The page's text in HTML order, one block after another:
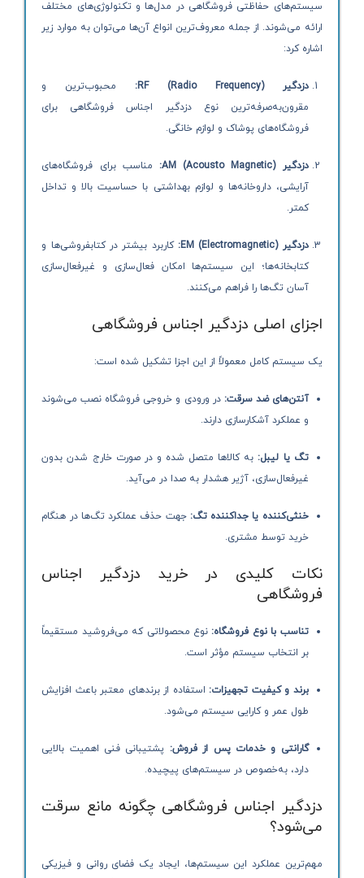
سیستم‌های حفاظتی فروشگاهی در مدل‌ها و تکنولوژی‌های مختلف
ارائه می‌شوند. از جمله معروف‌ترین انواع آن‌ها می‌توان به موارد زیر
اشاره کرد:
دزدگیر RF (Radio Frequency):
محبوب‌ترین و
مقرون‌به‌صرفه‌ترین نوع دزدگیر اجناس فروشگاهی برای
فروشگاه‌های پوشاک و لوازم خانگی.
دزدگیر AM (Acousto Magnetic):
مناسب برای فروشگاه‌های
آرایشی، داروخانه‌ها و لوازم بهداشتی با حساسیت بالا و تداخل
کمتر.
دزدگیر EM (Electromagnetic):
کاربرد بیشتر در کتابفروشی‌ها و
کتابخانه‌ها؛ این سیستم‌ها امکان فعال‌سازی و غیرفعال‌سازی
آسان تگ‌ها را فراهم می‌کنند.
اجزای اصلی دزدگیر اجناس فروشگاهی
یک سیستم کامل معمولاً از این اجزا تشکیل شده است:
آنتن‌های ضد سرقت: در ورودی و خروجی فروشگاه نصب می‌شوند
و عملکرد آشکارسازی دارند.
تگ یا لیبل: به کالاها متصل شده و در صورت خارج شدن بدون
غیرفعال‌سازی، آژیر هشدار به صدا در می‌آید.
خنثی‌کننده یا جداکننده تگ: جهت حذف عملکرد تگ‌ها در هنگام
خرید توسط مشتری.
نکات کلیدی در خرید دزدگیر اجناس
فروشگاهی
تناسب با نوع فروشگاه: نوع محصولاتی که می‌فروشید مستقیماً
بر انتخاب سیستم مؤثر است.
برند و کیفیت تجهیزات: استفاده از برندهای معتبر باعث افزایش
طول عمر و کارایی سیستم می‌شود.
گارانتی و خدمات پس از فروش: پشتیبانی فنی اهمیت بالایی
دارد، به‌خصوص در سیستم‌های پیچیده.
دزدگیر اجناس فروشگاهی چگونه مانع سرقت
می‌شود؟
مهم‌ترین عملکرد این سیستم‌ها، ایجاد یک فضای روانی و فیزیکی